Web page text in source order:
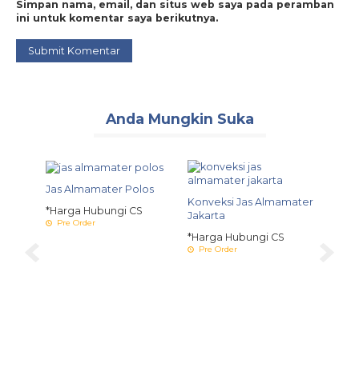
Simpan nama, email, dan situs web saya pada peramban
ini untuk komentar saya berikutnya.
Anda Mungkin Suka
Jas Almamater Polos
*Harga Hubungi CS
Pre Order
Konveksi Jas Almamater
Jakarta
*Harga Hubungi CS
Pre Order